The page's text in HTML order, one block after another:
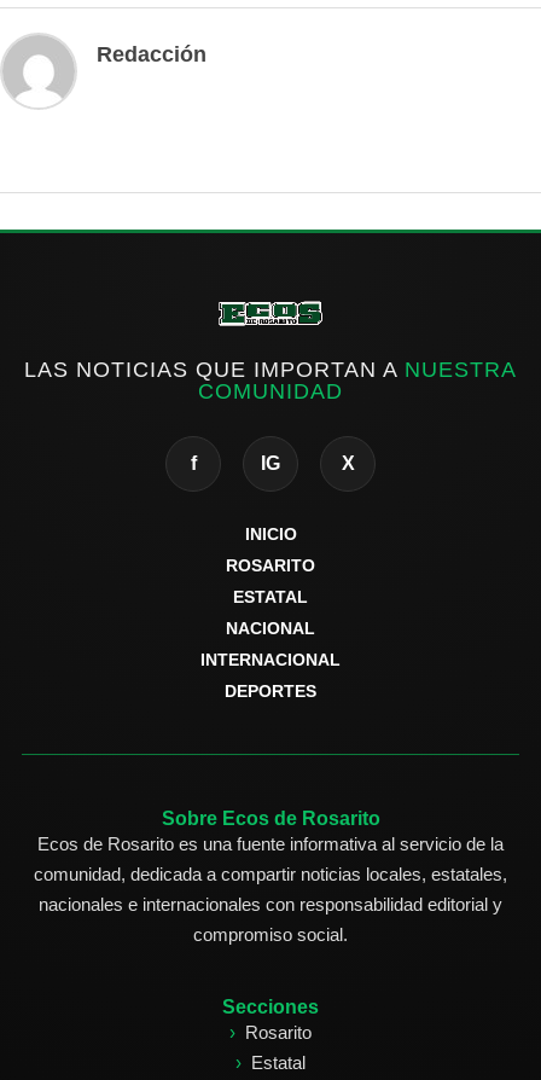
Redacción
LAS NOTICIAS QUE IMPORTAN A NUESTRA
COMUNIDAD
f IG X
INICIO
ROSARITO
ESTATAL
NACIONAL
INTERNACIONAL
DEPORTES
Sobre Ecos de Rosarito
Ecos de Rosarito es una fuente informativa al servicio de la
comunidad, dedicada a compartir noticias locales, estatales,
nacionales e internacionales con responsabilidad editorial y
compromiso social.
Secciones
Rosarito
Estatal